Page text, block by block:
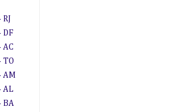
RJ
DF
AC
TO
AM
AL
BA